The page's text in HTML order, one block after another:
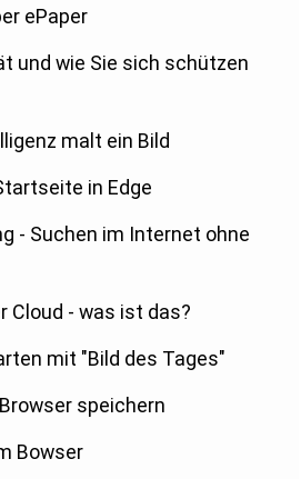
ePaper
und wie Sie sich schützen
malt ein Bild
in Edge
- Suchen im Internet ohne
Cloud - was ist das?
mit "Bild des Tages"
speichern
Bowser